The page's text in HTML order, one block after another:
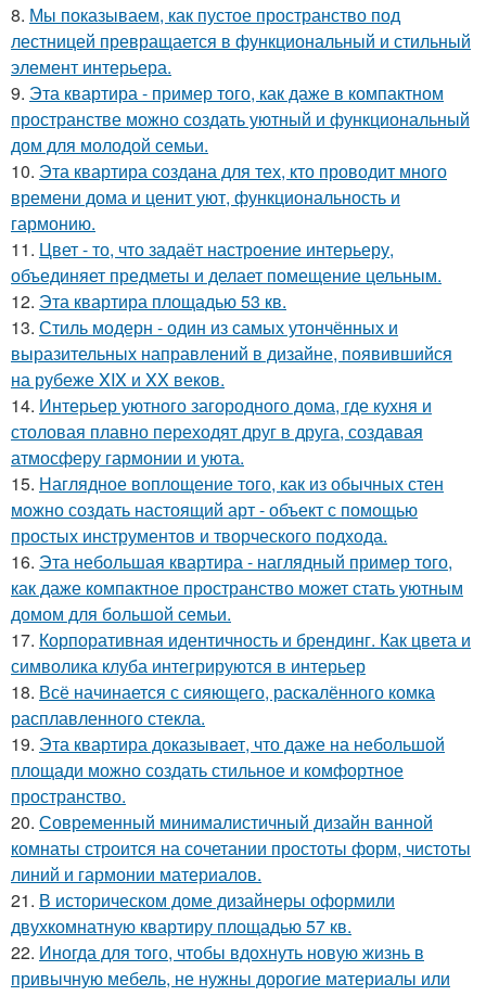
8. Мы показываем, как пустое пространство под
лестницей превращается в функциональный и стильный
элемент интерьера.
9. Эта квартира - пример того, как даже в компактном
пространстве можно создать уютный и функциональный
дом для молодой семьи.
10. Эта квартира создана для тех, кто проводит много
времени дома и ценит уют, функциональность и
гармонию.
11. Цвет - то, что задаёт настроение интерьеру,
объединяет предметы и делает помещение цельным.
12. Эта квартира площадью 53 кв.
13. Стиль модерн - один из самых утончённых и
выразительных направлений в дизайне, появившийся
на рубеже XIX и XX веков.
14. Интерьер уютного загородного дома, где кухня и
столовая плавно переходят друг в друга, создавая
атмосферу гармонии и уюта.
15. Наглядное воплощение того, как из обычных стен
можно создать настоящий арт - объект с помощью
простых инструментов и творческого подхода.
16. Эта небольшая квартира - наглядный пример того,
как даже компактное пространство может стать уютным
домом для большой семьи.
17. Корпоративная идентичность и брендинг. Как цвета и
символика клуба интегрируются в интерьер
18. Всё начинается с сияющего, раскалённого комка
расплавленного стекла.
19. Эта квартира доказывает, что даже на небольшой
площади можно создать стильное и комфортное
пространство.
20. Современный минималистичный дизайн ванной
комнаты строится на сочетании простоты форм, чистоты
линий и гармонии материалов.
21. В историческом доме дизайнеры оформили
двухкомнатную квартиру площадью 57 кв.
22. Иногда для того, чтобы вдохнуть новую жизнь в
привычную мебель, не нужны дорогие материалы или